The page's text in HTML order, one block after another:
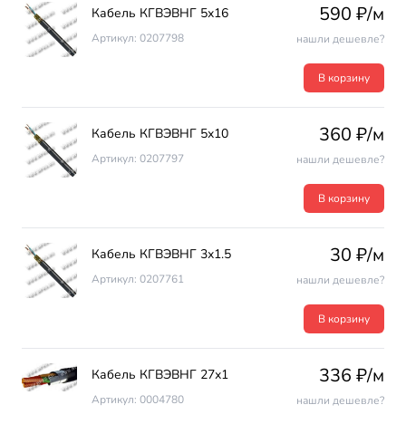
Кабель КГВЭВНГ 5х16
Артикул: 0207798
590 ₽/м
нашли дешевле?
В корзину
Кабель КГВЭВНГ 5х10
Артикул: 0207797
360 ₽/м
нашли дешевле?
В корзину
Кабель КГВЭВНГ 3х1.5
Артикул: 0207761
30 ₽/м
нашли дешевле?
В корзину
Кабель КГВЭВНГ 27х1
Артикул: 0004780
336 ₽/м
нашли дешевле?